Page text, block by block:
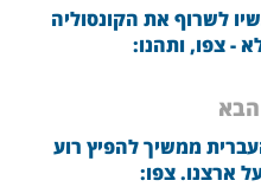
לשרוף את הקונסוליה
- צפו, ותהנו:
ממשיך להפיץ רוע
ארצנו. צפו: